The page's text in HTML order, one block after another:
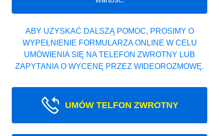
ABY UZYSKAĆ DALSZĄ POMOC, PROSIMY O
WYPEŁNIENIE FORMULARZA ONLINE W CELU
UMÓWIENIA SIĘ NA TELEFON ZWROTNY LUB
ZAPYTANIA O WYCENĘ PRZEZ WIDEOROZMOWĘ.
UMÓW TELFON ZWROTNY